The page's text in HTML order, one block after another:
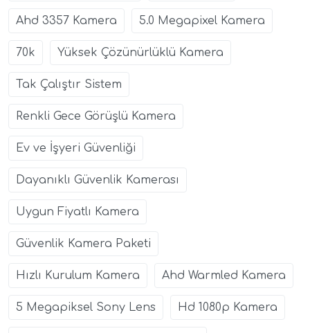
Ahd 3357 Kamera 5.0 Megapixel Kamera
70k Yüksek Çözünürlüklü Kamera
Tak Çalıştır Sistem
Renkli Gece Görüşlü Kamera
Ev ve İşyeri Güvenliği
Dayanıklı Güvenlik Kamerası
Uygun Fiyatlı Kamera
Güvenlik Kamera Paketi
Hızlı Kurulum Kamera Ahd Warmled Kamera
5 Megapiksel Sony Lens Hd 1080p Kamera